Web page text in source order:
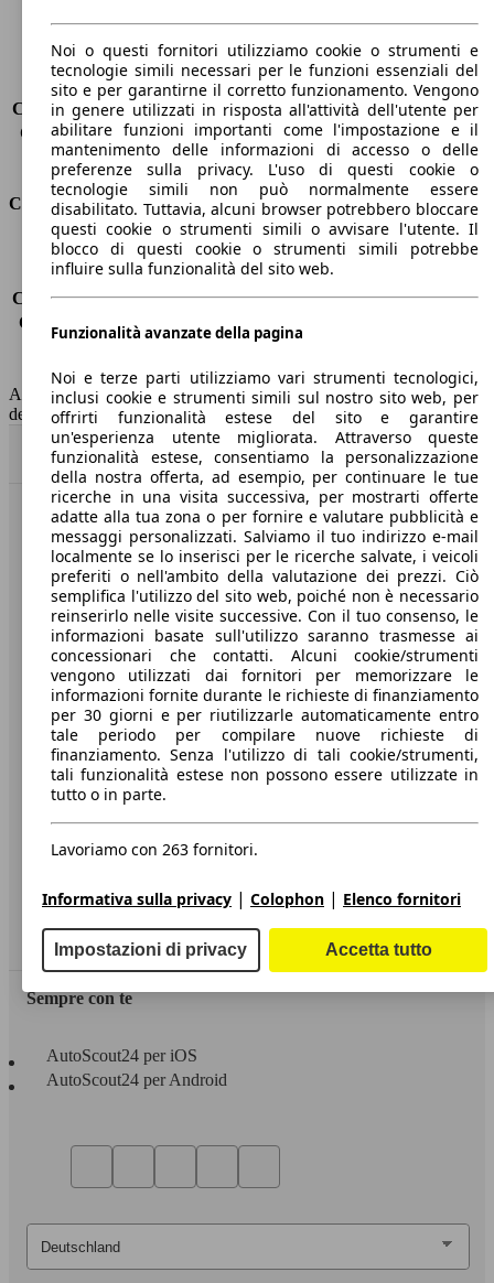
Sedili
5
Carico sul tetto
-
Capacità di traino (senza freni) -
Capacità di traino (con freni)
1290 kg
Volume del bagagliaio
530 - 1780 l
Consumi
Emissioni di CO2*
110 g/km (komb.)
Consumo (urbano)
5.7 l/100km
Consumo (extra-urbano) 4.3 l/100km
Consumo (combinato)*
4.8 l/100km
Capacità del serbatoio
62 l
AutoScout24 non si assume alcuna responsabilità per la correttezza
dei dati.
Torna su
Benvenuti su AutoScout24, il mercato auto europeo.
Società
A proposito di AutoScout24
Stampa
Media
Condizioni generali
Informazioni
Privacy
Dichiarazione di Accessibilità
Servizi
Area rivenditori
Sempre con te
AutoScout24 per iOS
AutoScout24 per Android
Noi o questi fornitori utilizziamo cookie o strumenti e
tecnologie simili necessari per le funzioni essenziali del
sito e per garantirne il corretto funzionamento. Vengono
in genere utilizzati in risposta all'attività dell'utente per
abilitare funzioni importanti come l'impostazione e il
mantenimento delle informazioni di accesso o delle
preferenze sulla privacy. L'uso di questi cookie o
tecnologie simili non può normalmente essere
disabilitato. Tuttavia, alcuni browser potrebbero bloccare
questi cookie o strumenti simili o avvisare l'utente. Il
blocco di questi cookie o strumenti simili potrebbe
influire sulla funzionalità del sito web.
Funzionalità avanzate della pagina
Noi e terze parti utilizziamo vari strumenti tecnologici,
inclusi cookie e strumenti simili sul nostro sito web, per
offrirti funzionalità estese del sito e garantire
un'esperienza utente migliorata. Attraverso queste
funzionalità estese, consentiamo la personalizzazione
della nostra offerta, ad esempio, per continuare le tue
ricerche in una visita successiva, per mostrarti offerte
adatte alla tua zona o per fornire e valutare pubblicità e
messaggi personalizzati. Salviamo il tuo indirizzo e-mail
localmente se lo inserisci per le ricerche salvate, i veicoli
preferiti o nell'ambito della valutazione dei prezzi. Ciò
semplifica l'utilizzo del sito web, poiché non è necessario
reinserirlo nelle visite successive. Con il tuo consenso, le
informazioni basate sull'utilizzo saranno trasmesse ai
concessionari che contatti. Alcuni cookie/strumenti
vengono utilizzati dai fornitori per memorizzare le
informazioni fornite durante le richieste di finanziamento
per 30 giorni e per riutilizzarle automaticamente entro
tale periodo per compilare nuove richieste di
finanziamento. Senza l'utilizzo di tali cookie/strumenti,
tali funzionalità estese non possono essere utilizzate in
tutto o in parte.
Lavoriamo con 263 fornitori.
Informativa sulla privacy | Colophon | Elenco fornitori
Impostazioni di privacy Accetta tutto